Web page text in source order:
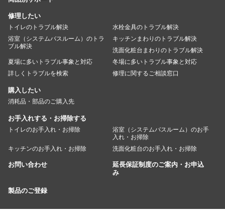
修理したい
トイレのトラブル解決
水栓金具のトラブル解決
浴室（システムバスルーム）のトラ
ブル解決
キッチンまわりのトラブル解決
洗面化粧台まわりのトラブル解決
夏場に多いトラブル事象と対応
冬場に多いトラブル事象と対応
詳しくトラブルを検索
修理に関するご相談窓口
購入したい
消耗品・部品のご購入先
お手入れする・お掃除する
トイレのお手入れ・お掃除
浴室（システムバスルーム）のお手
入れ・お掃除
キッチンのお手入れ・お掃除
洗面化粧台のお手入れ・お掃除
お問い合わせ
延長保証制度のご案内・お申込
み
製品のご登録